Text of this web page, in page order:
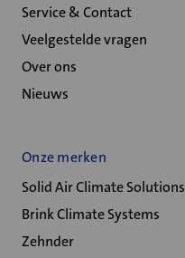
Service & Contact
Veelgestelde vragen
Over ons
Nieuws
Onze merken
Solid Air Climate Solutions
Brink Climate Systems
Zehnder